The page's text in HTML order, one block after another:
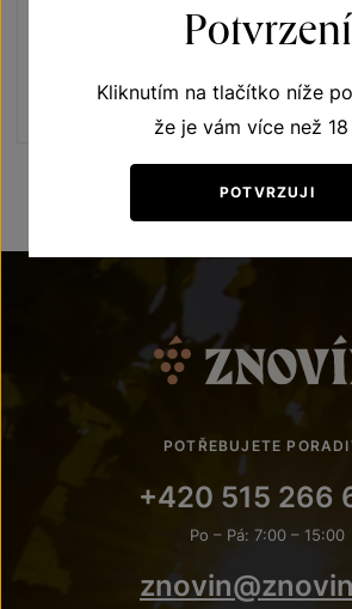
Přívlastková vína z VS
Šarže 2142
Kč
POTŘEBUJETE
+420 515 266
Po – Pá: 7:00 – 15:00
Potvrzení
Kliknutím na tlačítko níže
že je vám více než
POTVRZUJI